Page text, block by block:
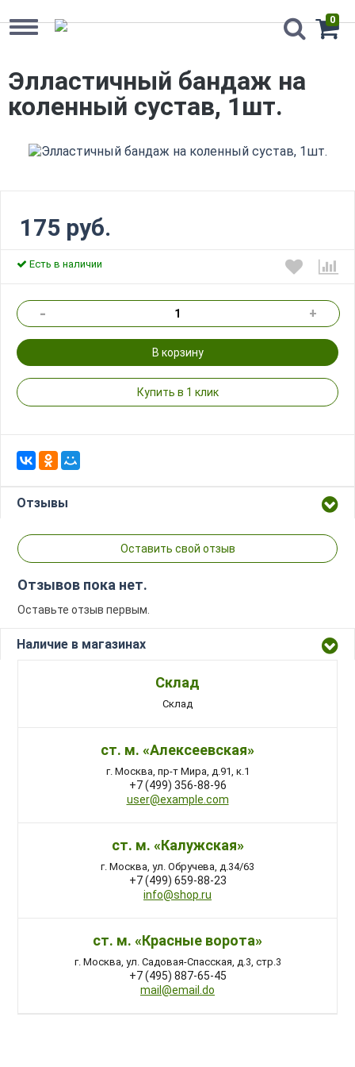
0
Элластичный бандаж на
коленный сустав, 1шт.
175 руб.
Есть в наличии
- +
В корзину
Купить в 1 клик
Отзывы
Оставить свой отзыв
Отзывов пока нет.
Оставьте отзыв первым.
Наличие в магазинах
Склад
Склад
ст. м. «Алексеевская»
г. Москва, пр-т Мира, д.91, к.1
+7 (499) 356-88-96
user@example.com
ст. м. «Калужская»
г. Москва, ул. Обручева, д.34/63
+7 (499) 659-88-23
info@shop.ru
ст. м. «Красные ворота»
г. Москва, ул. Садовая-Спасская, д.3, стр.3
+7 (495) 887-65-45
mail@email.do